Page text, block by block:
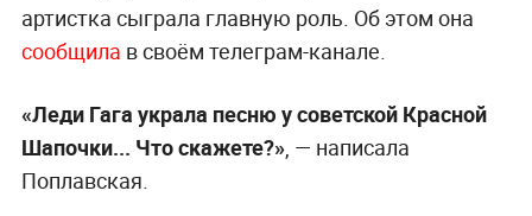
артистка сыграла главную роль. Об этом она
сообщила в своём телеграм-канале.
«Леди Гага украла песню у советской Красной
Шапочки... Что скажете?», — написала
Поплавская.